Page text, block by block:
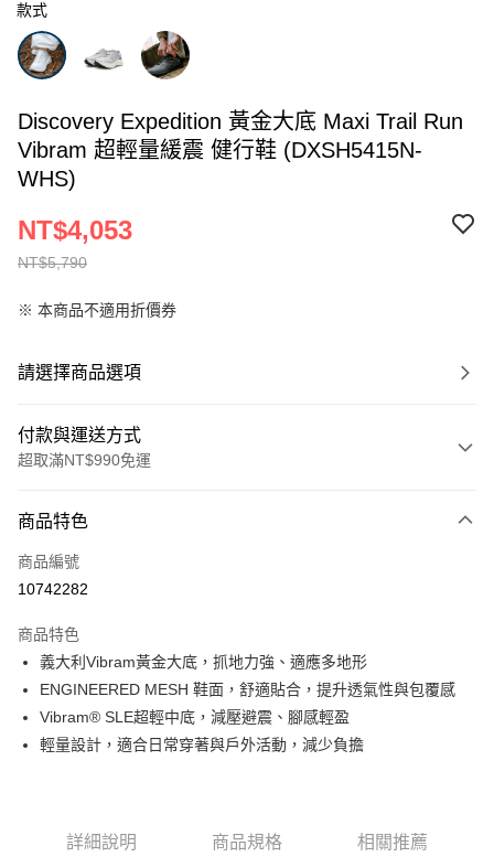
款式
Discovery Expedition 黃金大底 Maxi Trail Run
Vibram 超輕量緩震 健行鞋 (DXSH5415N-
WHS)
NT$5,790
NT$4,053
※ 本商品不適用折價券
請選擇商品選項
付款與運送方式
超取滿NT$990免運
信用卡一次付款
超商取貨付款
Apple Pay
運送方式
全家取貨付款<未取貨列黑名單/不支援離島取退>
每筆NT$60，滿NT$990(含以上)免運費
商品特色
商品編號
10742282
商品特色
義大利Vibram黃金大底，抓地力強、適應多地形
ENGINEERED MESH 鞋面，舒適貼合，提升透氣性與包覆感
Vibram® SLE超輕中底，減壓避震、腳感輕盈
輕量設計，適合日常穿著與戶外活動，減少負擔
詳細說明 商品規格 相關推薦